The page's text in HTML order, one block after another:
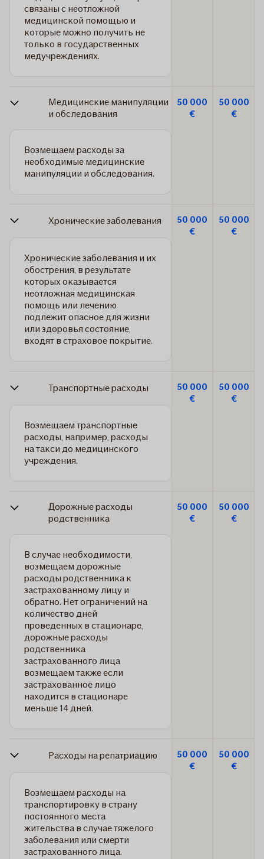
связаны с неотложной
медицинской помощью и
которые можно получить не
только в государственных
медучреждениях.
Медицинские манипуляции
и обследования
Возмещаем расходы за
необходимые медицинские
манипуляции и обследования.
50 000
€
50 000
€
Хронические заболевания
Хронические заболевания и их
обострения, в результате
которых оказывается
неотложная медицинская
помощь или лечению
подлежит опасное для жизни
или здоровья состояние,
входят в страховое покрытие.
50 000
€
50 000
€
Транспортные расходы
Возмещаем транспортные
расходы, например, расходы
на такси до медицинского
учреждения.
50 000
€
50 000
€
Дорожные расходы
родственника
В случае необходимости,
возмещаем дорожные
расходы родственника к
застрахованному лицу и
обратно. Нет ограничений на
количество дней
проведенных в стационаре,
дорожные расходы
родственника
застрахованного лица
возмещаем также если
застрахованное лицо
находится в стационаре
меньше 14 дней.
50 000
€
50 000
€
Расходы на репатриацию
Возмещаем расходы на
транспортировку в страну
постоянного места
жительства в случае тяжелого
заболевания или смерти
застрахованного лица.
50 000
€
50 000
€